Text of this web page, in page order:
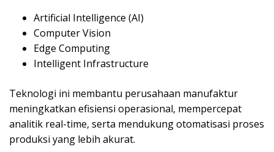
Artificial Intelligence (AI)
Computer Vision
Edge Computing
Intelligent Infrastructure
Teknologi ini membantu perusahaan manufaktur
meningkatkan efisiensi operasional, mempercepat
analitik real-time, serta mendukung otomatisasi proses
produksi yang lebih akurat.